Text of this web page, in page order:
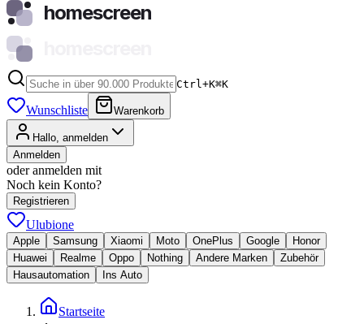
homescreen
Ctrl+K⌘K
Wunschliste Warenkorb
Hallo, anmelden
Anmelden
oder anmelden mit
Noch kein Konto?
Registrieren
Ulubione
Apple Samsung Xiaomi Moto OnePlus Google
Honor
Huawei
Realme Oppo Nothing Andere Marken
Zubehör
Hausautomation
Ins Auto
Startseite